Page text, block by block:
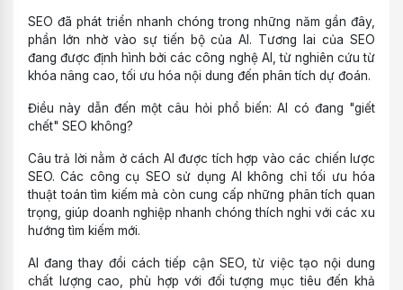
SEO đã phát triển nhanh chóng trong những năm gần đây,
phần lớn nhờ vào sự tiến bộ của AI. Tương lai của SEO
đang được định hình bởi các công nghệ AI, từ nghiên cứu từ
khóa nâng cao, tối ưu hóa nội dung đến phân tích dự đoán.
Điều này dẫn đến một câu hỏi phổ biến: AI có đang "giết
chết" SEO không?
Câu trả lời nằm ở cách AI được tích hợp vào các chiến lược
SEO. Các công cụ SEO sử dụng AI không chỉ tối ưu hóa
thuật toán tìm kiếm mà còn cung cấp những phân tích quan
trọng, giúp doanh nghiệp nhanh chóng thích nghi với các xu
hướng tìm kiếm mới.
AI đang thay đổi cách tiếp cận SEO, từ việc tạo nội dung
chất lượng cao, phù hợp với đối tượng mục tiêu đến khả